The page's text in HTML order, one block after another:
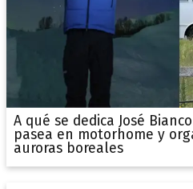
A qué se dedica José
pasea en motorhome y
auroras boreales